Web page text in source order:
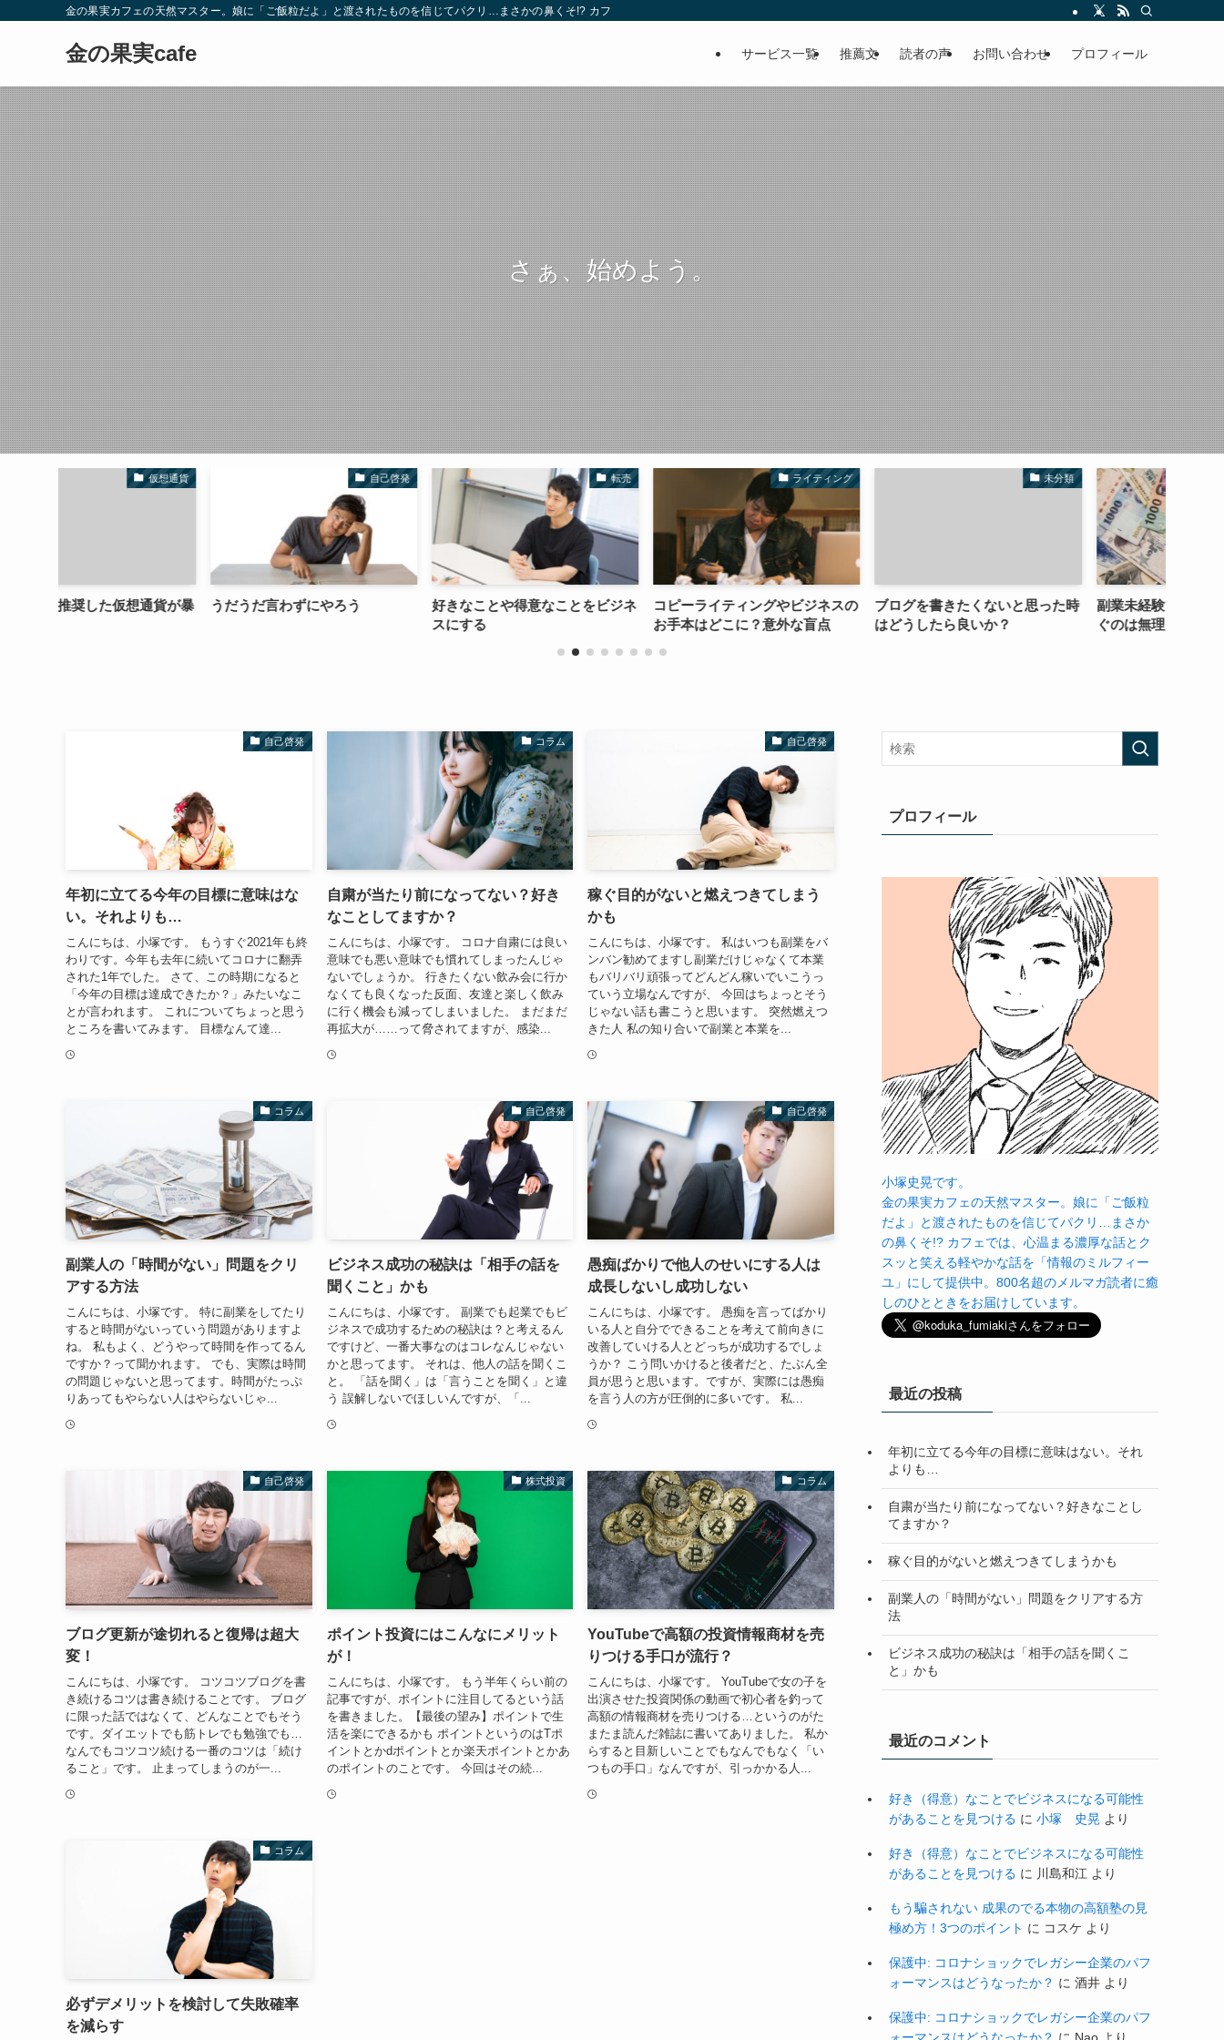
金の果実カフェの天然マスター。娘に「ご飯粒だよ」と渡されたものを信じてパクリ…まさかの鼻くそ!? カフェでは、心温まる濃厚な話とクスッと笑える軽やかな話を「情報のミルフィーユ」にして提供中。800名超のメルマガ読
金の果実cafe サービス一覧 推薦文 読者の声 お問い合わせ プロフィール
さぁ、始めよう。
うだうだ言わずにやろう
転売
好きなことや得意なことをビジネ
コピーライティングやビジネスの
お手本はどこに？意外な盲点
ブログを書きたくないと思った時
はどうしたら良いか？
コラム
副業未経験でいきなり月5万円稼
ぐのは無理
自己啓発
年初に立てる今年の目標に意味はな
い。それよりも…
こんにちは、小塚です。 もうすぐ2021年も終
わりです。今年も去年に続いてコロナに翻弄
された1年でした。 さて、この時期になると
「今年の目標は達成できたか？」みたいなこ
とが言われます。 これについてちょっと思う
ところを書いてみます。 目標なんて達...
コラム
自粛が当たり前になってない？好き
なことしてますか？
こんにちは、小塚です。 コロナ自粛には良い
意味でも悪い意味でも慣れてしまったんじゃ
ないでしょうか。 行きたくない飲み会に行か
なくても良くなった反面、友達と楽しく飲み
に行く機会も減ってしまいました。 まだまだ
再拡大が……って脅されてますが、感染...
自己啓発
稼ぐ目的がないと燃えつきてしまう
かも
こんにちは、小塚です。 私はいつも副業をバ
ンバン勧めてますし副業だけじゃなくて本業
もバリバリ頑張ってどんどん稼いでいこうっ
ていう立場なんですが、 今回はちょっとそう
じゃない話も書こうと思います。 突然燃えつ
きた人 私の知り合いで副業と本業を...
コラム
副業人の「時間がない」問題をクリ
アする方法
こんにちは、小塚です。 特に副業をしてたり
すると時間がないっていう問題がありますよ
ね。 私もよく、どうやって時間を作ってるん
ですか？って聞かれます。 でも、実際は時間
の問題じゃないと思ってます。時間がたっぷ
りあってもやらない人はやらないじゃ...
自己啓発
ビジネス成功の秘訣は「相手の話を
聞くこと」かも
こんにちは、小塚です。 副業でも起業でもビ
ジネスで成功するための秘訣は？と考えるん
ですけど、一番大事なのはコレなんじゃない
かと思ってます。 それは、他人の話を聞くこ
と。 「話を聞く」は「言うことを聞く」と違
う 誤解しないでほしいんですが、「...
自己啓発
愚痴ばかりで他人のせいにする人は
成長しないし成功しない
こんにちは、小塚です。 愚痴を言ってばかり
いる人と自分でできることを考えて前向きに
改善していける人とどっちが成功するでしょ
うか？ こう問いかけると後者だと、たぶん全
員が思うと思います。ですが、実際には愚痴
を言う人の方が圧倒的に多いです。 私...
自己啓発
ブログ更新が途切れると復帰は超大
変！
こんにちは、小塚です。 コツコツブログを書
き続けるコツは書き続けることです。 ブログ
に限った話ではなくて、どんなことでもそう
です。ダイエットでも筋トレでも勉強でも…
なんでもコツコツ続ける一番のコツは「続け
ること」です。 止まってしまうのが一...
株式投資
ポイント投資にはこんなにメリット
が！
こんにちは、小塚です。 もう半年くらい前の
記事ですが、ポイントに注目してるという話
を書きました。【最後の望み】ポイントで生
活を楽にできるかも ポイントというのはTポ
イントとかdポイントとか楽天ポイントとかあ
のポイントのことです。 今回はその続...
コラム
YouTubeで高額の投資情報商材を売
りつける手口が流行？
こんにちは、小塚です。 YouTubeで女の子を
出演させた投資関係の動画で初心者を釣って
高額の情報商材を売りつける…というのがた
またま読んだ雑誌に書いてありました。 私か
らすると目新しいことでもなんでもなく「い
つもの手口」なんですが、引っかかる人...
コラム
必ずデメリットを検討して失敗確率
を減らす
プロフィール
小塚史晃です。
金の果実カフェの天然マスター。娘に「ご飯粒
だよ」と渡されたものを信じてパクリ…まさか
の鼻くそ!? カフェでは、心温まる濃厚な話とク
スッと笑える軽やかな話を「情報のミルフィー
ユ」にして提供中。800名超のメルマガ読者に癒
しのひとときをお届けしています。
最近の投稿
年初に立てる今年の目標に意味はない。それ
よりも…
自粛が当たり前になってない？好きなことし
てますか？
稼ぐ目的がないと燃えつきてしまうかも
副業人の「時間がない」問題をクリアする方
法
ビジネス成功の秘訣は「相手の話を聞くこ
と」かも
最近のコメント
好き（得意）なことでビジネスになる可能性
があることを見つける に 小塚 史晃 より
好き（得意）なことでビジネスになる可能性
があることを見つける に 川島和江 より
もう騙されない 成果のでる本物の高額塾の見
極め方！3つのポイント に コスケ より
保護中: コロナショックでレガシー企業のパフ
ォーマンスはどうなったか？ に 酒井 より
保護中: コロナショックでレガシー企業のパフ
ォーマンスはどうなったか？ に Nao より